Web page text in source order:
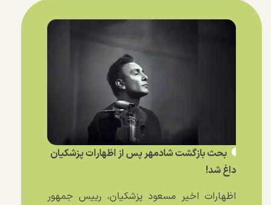
بحث بازگشت شادمهر پس از اظهارات پزشکیان
داغ شد!
اظهارات اخیر مسعود پزشکیان، رییس جمهور